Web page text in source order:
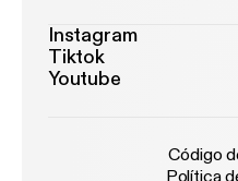
Instagram
Tiktok
Youtube
Código
Política